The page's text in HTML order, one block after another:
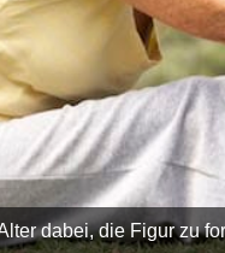
dabei, die Figur zu